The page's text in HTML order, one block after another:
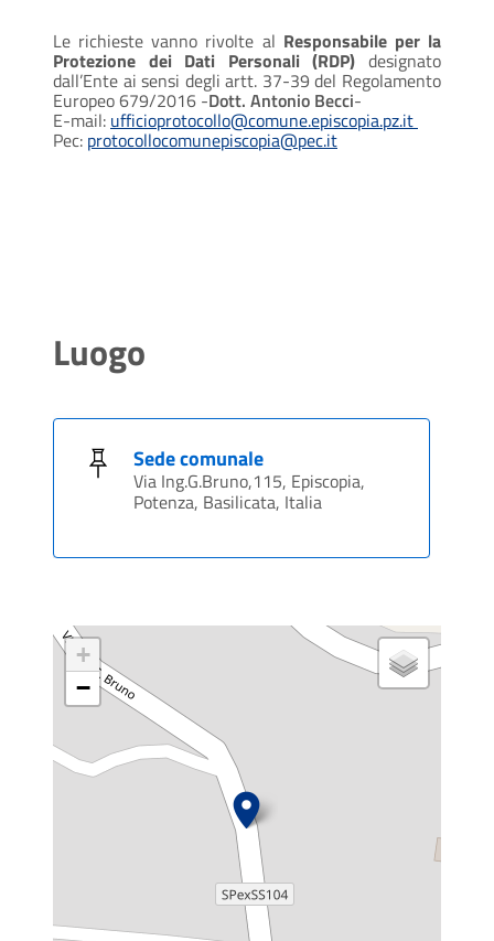
Le richieste vanno rivolte al Responsabile per la
Protezione dei Dati Personali (RDP) designato
dall’Ente ai sensi degli artt. 37-39 del Regolamento
Europeo 679/2016 -Dott. Antonio Becci-
E-mail: ufficioprotocollo@comune.episcopia.pz.it
Pec: protocollocomunepiscopia@pec.it
Luogo
Sede comunale
Via Ing.G.Bruno,115, Episcopia,
Potenza, Basilicata, Italia
+
−